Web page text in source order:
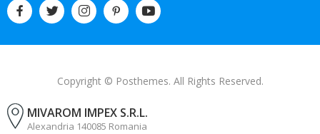
Copyright © Posthemes. All Rights Reserved.
MIVAROM IMPEX S.R.L.
Alexandria 140085 Romania